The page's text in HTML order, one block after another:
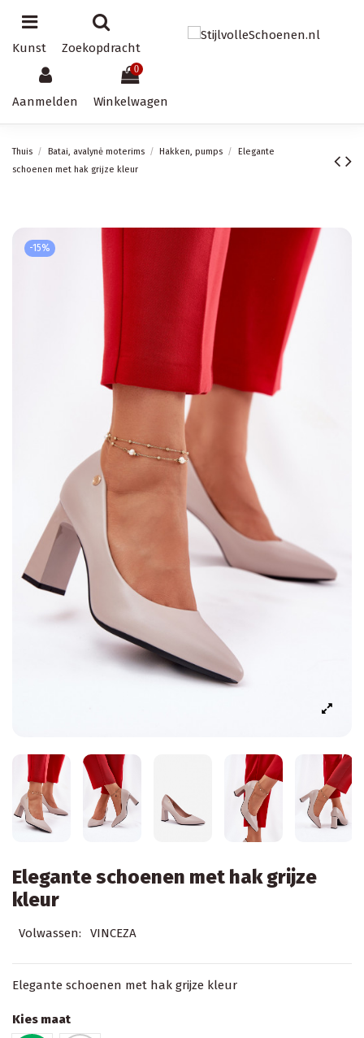
Kunst Zoekopdracht
Aanmelden
0
Winkelwagen
Thuis Batai, avalynė moterims Hakken, pumps
Elegante
schoenen met hak grijze kleur
-15%
Elegante schoenen met hak grijze
kleur
Volwassen: VINCEZA
Elegante schoenen met hak grijze kleur
Kies maat